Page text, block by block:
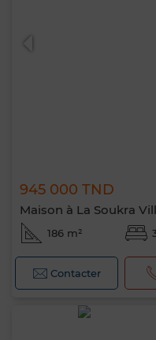
945 000 TND
Maison à La Soukra
186 m²
Contacter